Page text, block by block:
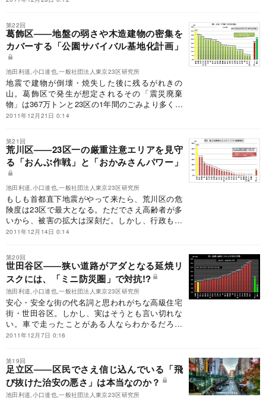
えてきた。
第22回
葛飾区――地盤の弱さや木造建物の密集を
カバーする「公園サバイバル基地化計画」
池田利道,小口達也,一般社団法人東京23区研究所
地震で建物が倒壊・焼失した後に残るがれきの
山。葛飾区で発生が想定されるその「震災廃棄
物」は367万トンと23区の1年間のごみより多く、
被害の悲惨さを物語る。こうした想定に対し、区
だ。
2011年12月21日 0:14
第21回
荒川区――23区一の厳重注意エリアを見守
る「おんぶ作戦」と「おかみさんパワー」
池田利道,小口達也,一般社団法人東京23区研究所
もしも首都直下地震がやって来たら、荒川区の危
険度は23区で最大となる。ただでさえ高齢者が多
いから、被害の拡大は深刻だ。しかし、行政も手
をこまねいているわけではない。「おんぶ作戦」
る。
2011年12月14日 0:14
第20回
世田谷区――狭い道路がアダとなる延焼リ
スクには、「ミニ防災圏」で対抗!?
池田利道,小口達也,一般社団法人東京23区研究所
安心・安全な街の代名詞と思われがちな高級住宅
街・世田谷区。しかし、実はそうとも言い切れな
い。車で走ったことがある人ならわかるだろう
が、とにかく道路幅が狭く、延焼リスクが高いの
は？
2011年12月7日 0:16
第19回
足立区――区民でさえ信じ込んでいる「飛
び抜けた治安の悪さ」は本当なのか？
池田利道,小口達也,一般社団法人東京23区研究所